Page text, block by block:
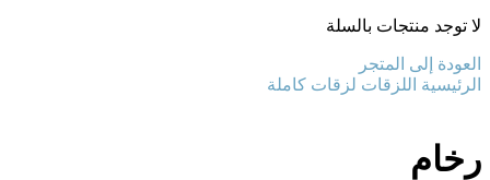
لا توجد منتجات بالسلة
العودة إلى المتجر
الرئيسية اللزقات لزقات كاملة
رخام